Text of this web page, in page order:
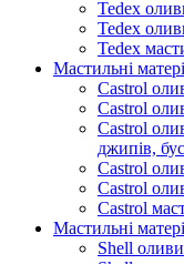
Tedex
Tedex
Tedex
Мастильні
Castrol
Castrol
Castrol
джипів,
Castrol
Castrol
Castrol
Мастильні
Shell оливи